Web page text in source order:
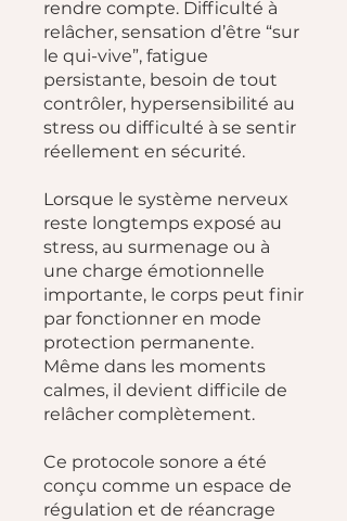
rendre compte. Difficulté à
relâcher, sensation d’être “sur
le qui-vive”, fatigue
persistante, besoin de tout
contrôler, hypersensibilité au
stress ou difficulté à se sentir
réellement en sécurité.
Lorsque le système nerveux
reste longtemps exposé au
stress, au surmenage ou à
une charge émotionnelle
importante, le corps peut finir
par fonctionner en mode
protection permanente.
Même dans les moments
calmes, il devient difficile de
relâcher complètement.
Ce protocole sonore a été
conçu comme un espace de
régulation et de réancrage